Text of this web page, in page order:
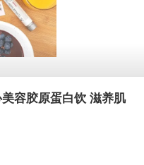
容胶原蛋白饮 滋养肌